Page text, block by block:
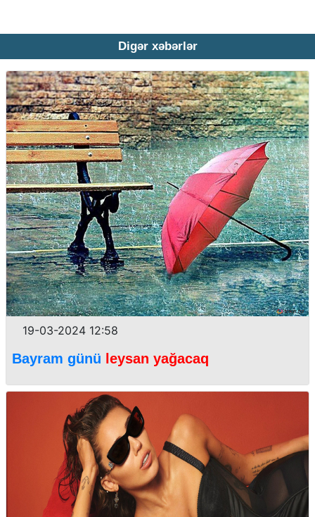
Digər xəbərlər
19-03-2024 12:58
Bayram günü leysan yağacaq